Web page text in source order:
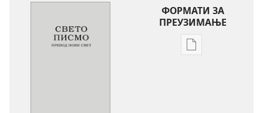
ФОРМАТИ ЗА
ПРЕУЗИМАЊЕ
Формати